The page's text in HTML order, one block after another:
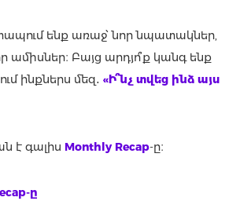
ենք առաջ՝ նոր նպատակներ,
ամիսներ։ Բայց արդյո՞ք կանգ ենք
ինքներս մեզ․ «Ի՞նչ տվեց ինձ այս
է գալիս Monthly Recap-ը։
ը